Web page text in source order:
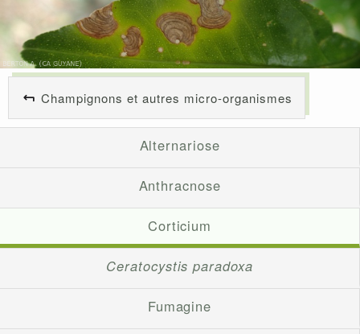
Champignons et autres micro-organismes
Alternariose
Anthracnose
Corticium
Ceratocystis paradoxa
Fumagine